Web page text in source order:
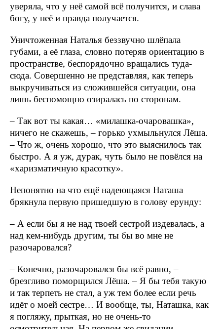
уверяла, что у неё самой всё получится, и слава
богу, у неё и правда получается.
Уничтоженная Наталья беззвучно шлёпала
губами, а её глаза, словно потеряв ориентацию в
пространстве, беспорядочно вращались туда-
сюда. Совершенно не представляя, как теперь
выкручиваться из сложившейся ситуации, она
лишь беспомощно озиралась по сторонам.
– Так вот ты какая… «милашка-очаровашка»,
ничего не скажешь, – горько ухмыльнулся Лёша.
– Что ж, очень хорошо, что это выяснилось так
быстро. А я уж, дурак, чуть было не повёлся на
«харизматичную красотку».
Непонятно на что ещё надеющаяся Наташа
брякнула первую пришедшую в голову ерунду:
– А если бы я не над твоей сестрой издевалась, а
над кем-нибудь другим, ты бы во мне не
разочаровался?
– Конечно, разочаровался бы всё равно, –
брезгливо поморщился Лёша. – Я бы тебя такую
и так терпеть не стал, а уж тем более если речь
идёт о моей сестре… И вообще, ты, Наташка, как
я погляжу, прыткая, но не очень-то